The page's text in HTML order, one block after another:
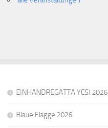
EINHANDREGATTA YCSI 2026
Blaue Flagge 2026